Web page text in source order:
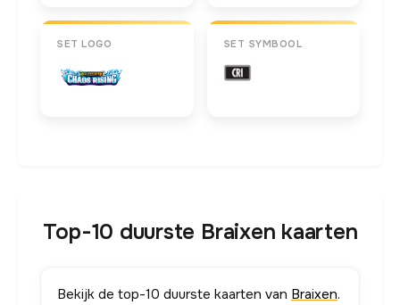
SET LOGO SET SYMBOOL
Top-10 duurste Braixen kaarten
Bekijk de top-10 duurste kaarten van Braixen.